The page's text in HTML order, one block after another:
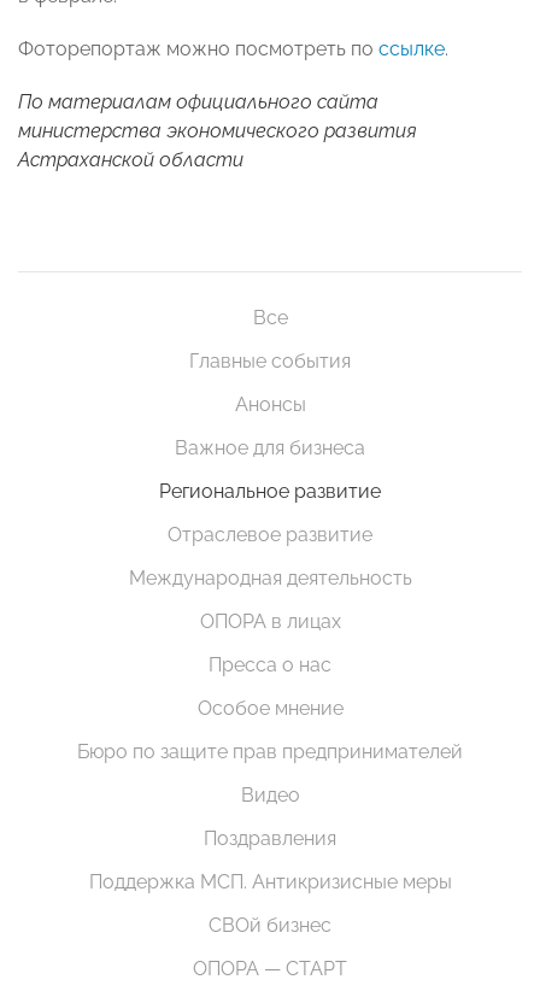
Фоторепортаж можно посмотреть по ссылке.
По материалам официального сайта
министерства экономического развития
Астраханской области
Все
Главные события
Анонсы
Важное для бизнеса
Региональное развитие
Отраслевое развитие
Международная деятельность
ОПОРА в лицах
Пресса о нас
Особое мнение
Бюро по защите прав предпринимателей
Видео
Поздравления
Поддержка МСП. Антикризисные меры
СВОй бизнес
ОПОРА — СТАРТ